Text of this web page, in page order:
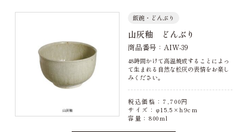
飯碗・どんぶり
山灰釉 どんぶり
商品番号：AIW-39
48時間かけて高温焼成することによっ
て生まれる自然な松灰の表情をお楽し
みください。
税込価格： 7,700円
サイズ：φ15.5×h9cm
容量：800ml